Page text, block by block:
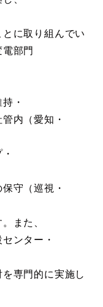
に取り組んでい
部門
・
内（愛知・
守（巡視・
また、
ンター・
専門的に実施し